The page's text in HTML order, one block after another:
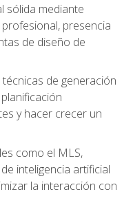
sólida mediante
presencia
de diseño de
de generación
y hacer crecer un
como el MLS,
inteligencia artificial
la interacción con